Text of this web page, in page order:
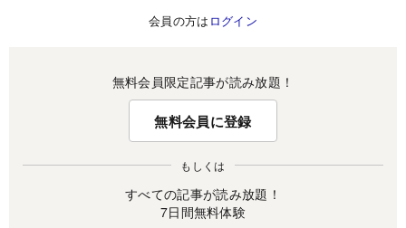
会員の方は ログイン
無料会員限定記事が読み放題！
無料会員に登録
もしくは
すべての記事が読み放題！
7日間無料体験